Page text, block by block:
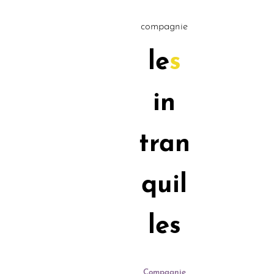
compagnie
les
in
tran
quil
les